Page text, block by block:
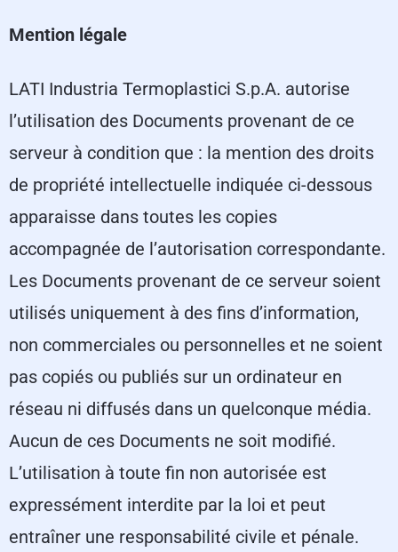
Mention légale
LATI Industria Termoplastici S.p.A. autorise
l’utilisation des Documents provenant de ce
serveur à condition que : la mention des droits
de propriété intellectuelle indiquée ci-dessous
apparaisse dans toutes les copies
accompagnée de l’autorisation correspondante.
Les Documents provenant de ce serveur soient
utilisés uniquement à des fins d’information,
non commerciales ou personnelles et ne soient
pas copiés ou publiés sur un ordinateur en
réseau ni diffusés dans un quelconque média.
Aucun de ces Documents ne soit modifié.
L’utilisation à toute fin non autorisée est
expressément interdite par la loi et peut
entraîner une responsabilité civile et pénale.